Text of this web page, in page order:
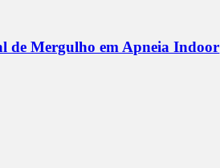
de Mergulho em Apneia Indoor